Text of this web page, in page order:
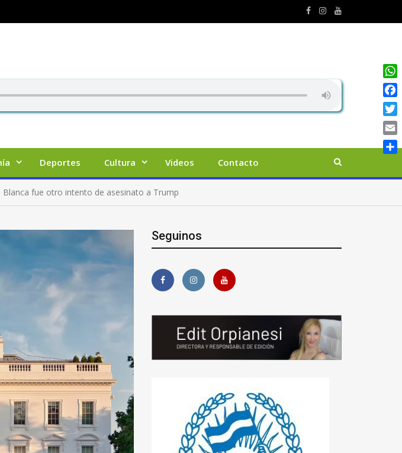
Deportes Cultura Videos Contacto
fue otro intento de asesinato a Trump
Seguinos